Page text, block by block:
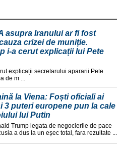
asupra Iranului ar fi fost
crizei de muniție.
i-a cerut explicații lui Pete
explicații secretarului apararii Pete
de m ...
la Viena: Foști oficiali ai
3 puteri europene pun la cale
lui Putin
Trump legata de negocierile de pace
a dus la un eșec total, fara rezultate ...